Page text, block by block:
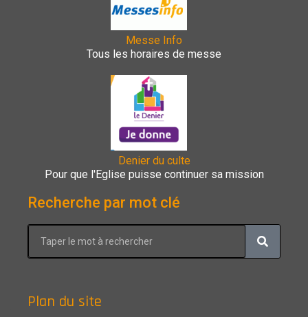
Messe Info
Tous les horaires de messe
Denier du culte
Pour que l'Eglise puisse continuer sa mission
Recherche par mot clé
Plan du site